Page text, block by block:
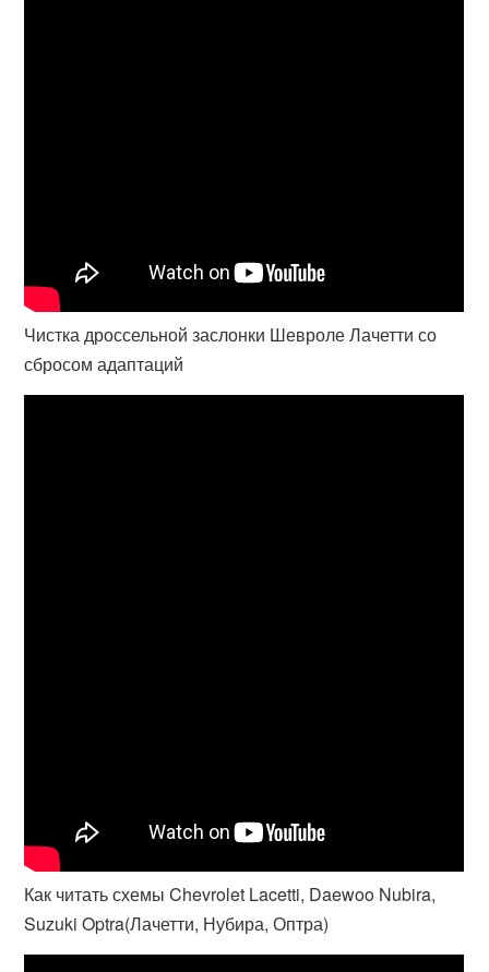
Чистка дроссельной заслонки Шевроле Лачетти со
сбросом адаптаций
Как читать схемы Chevrolet Lacetti, Daewoo Nubira,
Suzuki Optra(Лачетти, Нубира, Оптра)